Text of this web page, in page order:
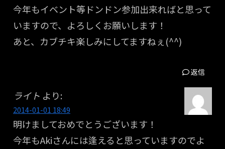
今年もイベント等ドンドン参加出来ればと思って
いますので、よろしくお願いします！
あと、カブチキ楽しみにしてますねぇ(^^)
返信
ライト より:
2014-01-01 18:49
明けましておめでとうございます！
今年もAkiさんには逢えると思っていますのでよ